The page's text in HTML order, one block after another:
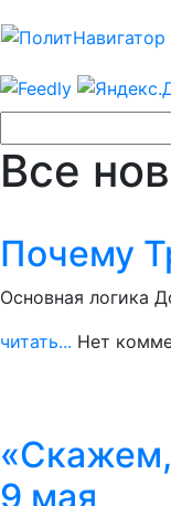
Все
Почему
Основная логика
читать... Нет
«Скажем,
9 мая